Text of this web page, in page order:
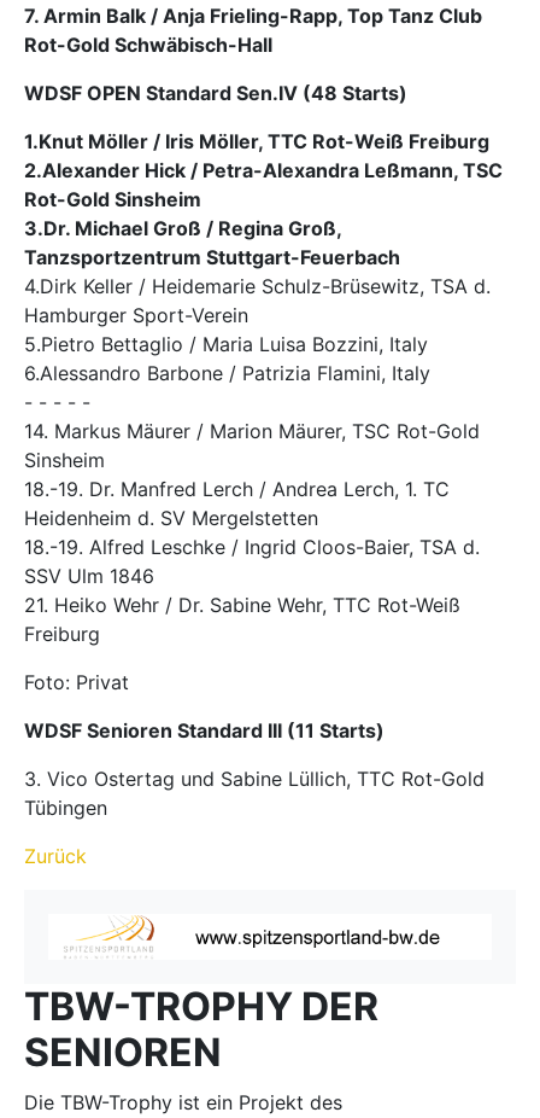
7. Armin Balk / Anja Frieling-Rapp, Top Tanz Club
Rot-Gold Schwäbisch-Hall
WDSF OPEN Standard Sen.IV (48 Starts)
1.Knut Möller / Iris Möller, TTC Rot-Weiß Freiburg
2.Alexander Hick / Petra-Alexandra Leßmann, TSC
Rot-Gold Sinsheim
3.Dr. Michael Groß / Regina Groß,
Tanzsportzentrum Stuttgart-Feuerbach
4.Dirk Keller / Heidemarie Schulz-Brüsewitz, TSA d.
Hamburger Sport-Verein
5.Pietro Bettaglio / Maria Luisa Bozzini, Italy
6.Alessandro Barbone / Patrizia Flamini, Italy
- - - - -
14. Markus Mäurer / Marion Mäurer, TSC Rot-Gold
Sinsheim
18.-19. Dr. Manfred Lerch / Andrea Lerch, 1. TC
Heidenheim d. SV Mergelstetten
18.-19. Alfred Leschke / Ingrid Cloos-Baier, TSA d.
SSV Ulm 1846
21. Heiko Wehr / Dr. Sabine Wehr, TTC Rot-Weiß
Freiburg
Foto: Privat
WDSF Senioren Standard III (11 Starts)
3. Vico Ostertag und Sabine Lüllich, TTC Rot-Gold
Tübingen
Zurück
TBW-TROPHY DER
SENIOREN
Die TBW-Trophy ist ein Projekt des